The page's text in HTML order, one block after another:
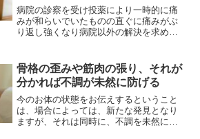
病院の診察を受け投薬により一時的に痛
みが和らいでいたものの直ぐに痛みがぶ
り返し強くなり病院以外の解決を求め
骨格の歪みや筋肉の張り、それが
分かれば不調が未然に防げる
今のお体の状態をお伝えするということ
は、場合によっては、新たな発見となり
ますが、それは同時に、不調を未然に防